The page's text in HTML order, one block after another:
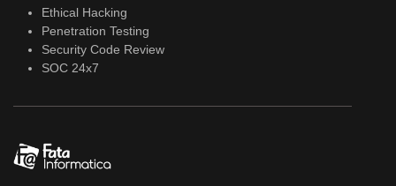
Ethical Hacking
Penetration Testing
Security Code Review
SOC 24x7